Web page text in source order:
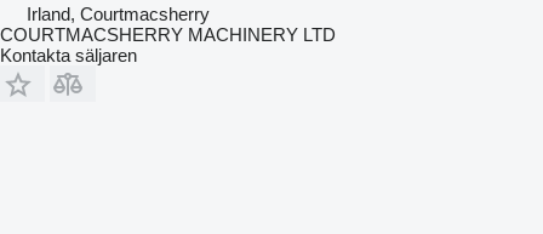
Irland, Courtmacsherry
COURTMACSHERRY MACHINERY LTD
Kontakta säljaren